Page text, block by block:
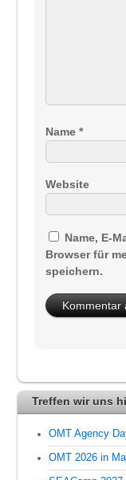
Name*
Website
Name, E-
Browser für
speichern.
Treffen wir uns
OMT Agency
OMT 2026 in